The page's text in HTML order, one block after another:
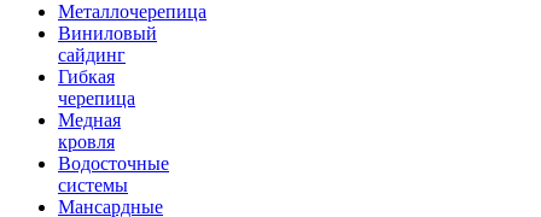
Металлочерепица
Виниловый
сайдинг
Гибкая
черепица
Медная
кровля
Водосточные
системы
Мансардные